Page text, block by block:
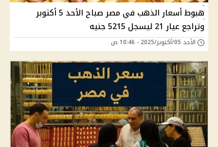
هبوط أسعار الذهب في مصر صباح الأحد 5 أكتوبر
وتراجع عيار 21 ليسجل 5215 جنيه
الأحد 05/أكتوبر/2025 - 10:46 ص